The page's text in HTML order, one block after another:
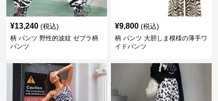
¥13,240 (税込)
柄 パンツ 野性的波紋 ゼブラ柄
パンツ
¥9,800 (税込)
柄 パンツ 大胆しま模様の薄手ワ
イドパンツ